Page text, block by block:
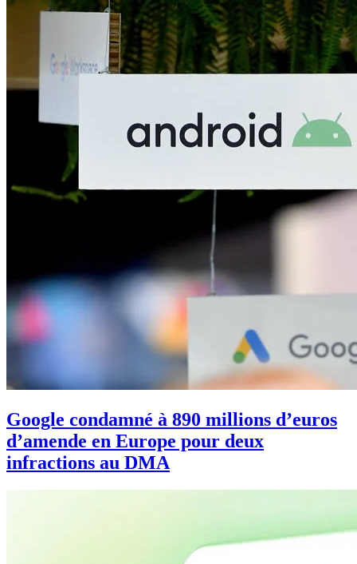
Google condamné à 890 millions d’euros
d’amende en Europe pour deux
infractions au DMA